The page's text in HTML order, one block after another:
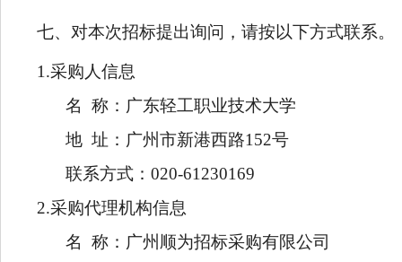
七、对本次招标提出询问，请按以下方式联系。
1.采购人信息
名 称：广东轻工职业技术大学
地 址：广州市新港西路152号
联系方式：020-61230169
2.采购代理机构信息
名 称：广州顺为招标采购有限公司